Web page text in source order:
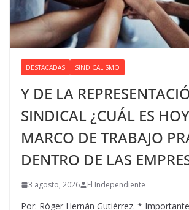
DESTACADAS SINDICALISMO
Y DE LA
SINDICAL ¿CUÁL ES
MARCO DE TRABAJO
DENTRO DE LAS
3 agosto, 2026 El Independiente
Por: Róger Hernán Gutiérrez. *